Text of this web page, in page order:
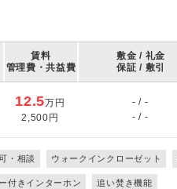
賃料
管理費・共益費
敷金 / 礼金
保証 / 敷引
12.5万円
2,500円
- / -
- / -
・相談 ウォークインクローゼット
付きインターホン 追い焚き機能